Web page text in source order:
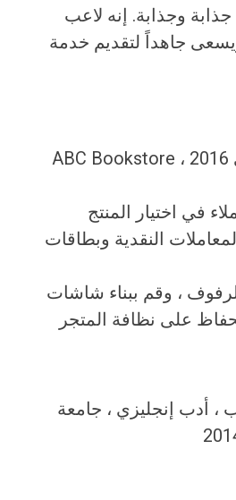
وجذابة. إنه لاعب
جاهداً لتقديم خدمة
بائع كتب في ABC Bookstore ، 2016
في اختيار المنتج
النقدية وبطاقات
، وقم ببناء شاشات
على نظافة المتجر
، أدب إنجليزي ، جامعة